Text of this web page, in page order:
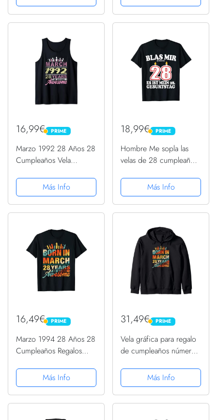
16,99€ PRIME
PRIME
Marzo 1992 28 Años 28
Cumpleaños Vela
Camiseta sin Mangas
Más Info
18,99€ PRIME
PRIME
Hombre Me sopla las
velas de 28 cumpleaños
divertido Camiseta
Más Info
16,49€ PRIME
PRIME
Marzo 1994 28 Años 28
Cumpleaños Regalos
Más Info
31,49€ PRIME
PRIME
Vela gráfica para regalo
de cumpleaños número
Sudadera con Capucha
Más Info